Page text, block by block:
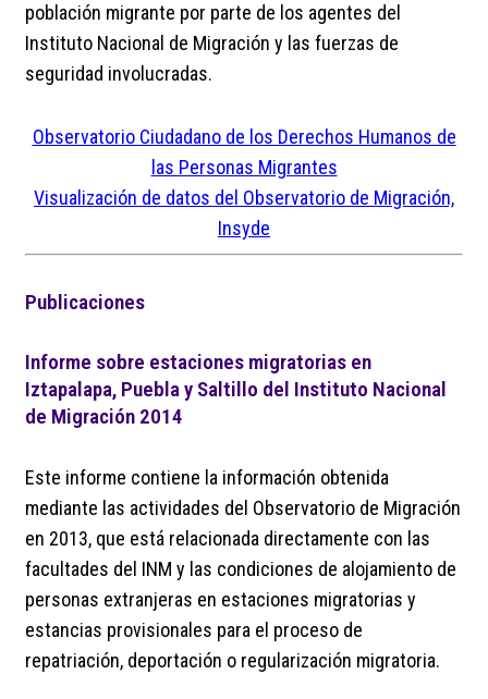
población migrante por parte de los agentes del
Instituto Nacional de Migración y las fuerzas de
seguridad involucradas.
Observatorio Ciudadano de los Derechos Humanos de
las Personas Migrantes
Visualización de datos del Observatorio de Migración,
Insyde
Publicaciones
Informe sobre estaciones migratorias en
Iztapalapa, Puebla y Saltillo del Instituto Nacional
de Migración 2014
Este informe contiene la información obtenida
mediante las actividades del Observatorio de Migración
en 2013, que está relacionada directamente con las
facultades del INM y las condiciones de alojamiento de
personas extranjeras en estaciones migratorias y
estancias provisionales para el proceso de
repatriación, deportación o regularización migratoria.